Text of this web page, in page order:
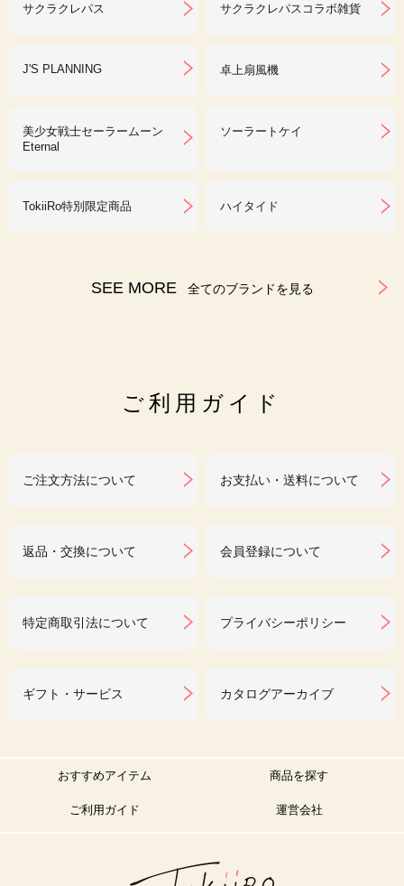
サクラクレパス サクラクレパスコラボ雑貨
J'S PLANNING 卓上扇風機
美少女戦士セーラームーン
Eternal
ソーラートケイ
TokiiRo特別限定商品 ハイタイド
SEE MORE 全てのブランドを見る
ご利用ガイド
ご注文方法について お支払い・送料について
返品・交換について 会員登録について
特定商取引法について プライバシーポリシー
ギフト・サービス カタログアーカイブ
おすすめアイテム 商品を探す
ご利用ガイド 運営会社